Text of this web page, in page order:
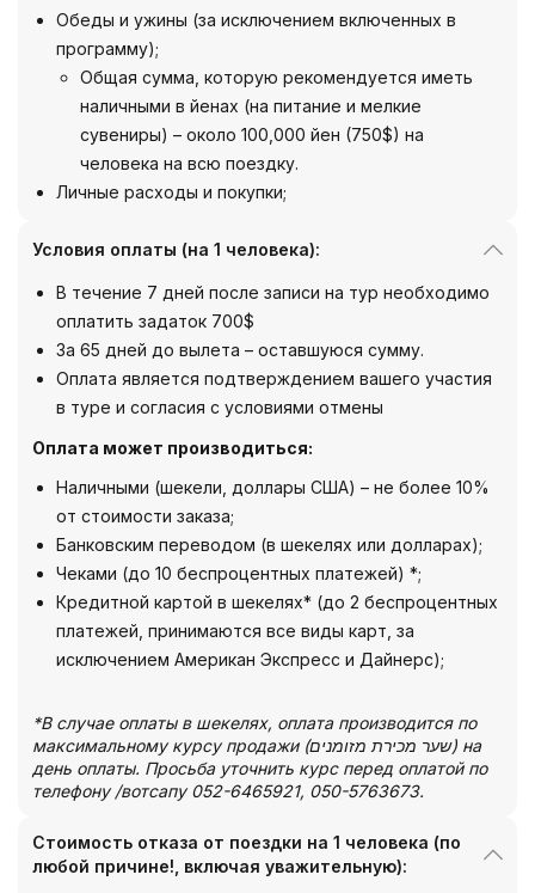
Обеды и ужины (за исключением включенных в
программу);
Общая сумма, которую рекомендуется иметь
наличными в йенах (на питание и мелкие
сувениры) – около 100,000 йен (750$) на
человека на всю поездку.
Личные расходы и покупки;
Условия оплаты (на 1 человека):
В течение 7 дней после записи на тур необходимо
оплатить задаток 700$
За 65 дней до вылета – оставшуюся сумму.
Оплата является подтверждением вашего участия
в туре и согласия с условиями отмены
Оплата может производиться:
Наличными (шекели, доллары США) – не более 10%
от стоимости заказа;
Банковским переводом (в шекелях или долларах);
Чеками (до 10 беспроцентных платежей) *;
Кредитной картой в шекелях* (до 2 беспроцентных
платежей, принимаются все виды карт, за
исключением Американ Экспресс и Дайнерс);
*В случае оплаты в шекелях, оплата производится по
максимальному курсу продажи (שער מכירת מזומנים) на
день оплаты. Просьба уточнить курс перед оплатой по
телефону /вотсапу 052-6465921, 050-5763673.
Стоимость отказа от поездки на 1 человека (по
любой причине!, включая уважительную):